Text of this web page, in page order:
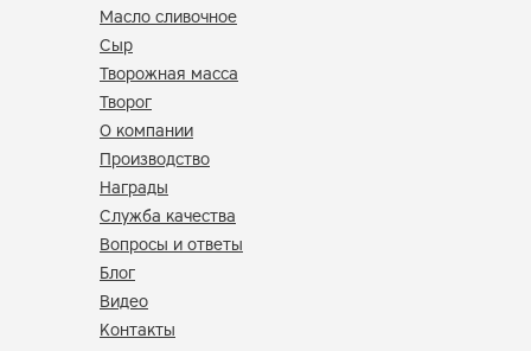
Масло сливочное
Сыр
Творожная масса
Творог
О компании
Производство
Награды
Служба качества
Вопросы и ответы
Блог
Видео
Контакты